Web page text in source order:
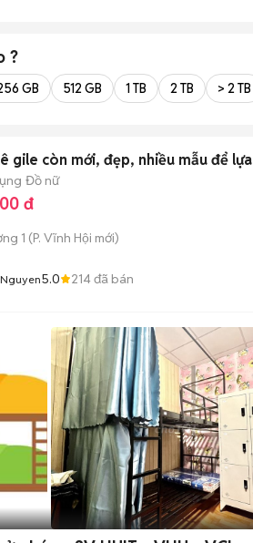
?
GB 512 GB 1 TB 2 TB > 2 TB
gile còn mới, đẹp, nhiều mẫu để lựa
Đồ nữ
đ
1 (P. Vĩnh Hội mới)
5.0 214đã bán